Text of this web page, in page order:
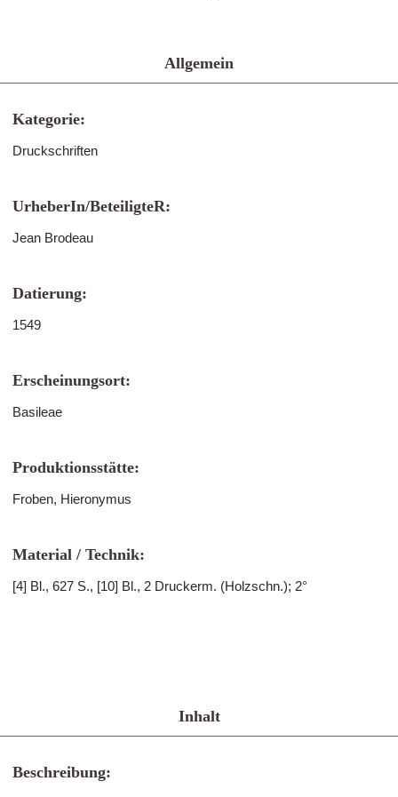
Allgemein
Kategorie:
Druckschriften
UrheberIn/BeteiligteR:
Jean Brodeau
Datierung:
1549
Erscheinungsort:
Basileae
Produktionsstätte:
Froben, Hieronymus
Material / Technik:
[4] Bl., 627 S., [10] Bl., 2 Druckerm. (Holzschn.); 2°
Inhalt
Beschreibung: